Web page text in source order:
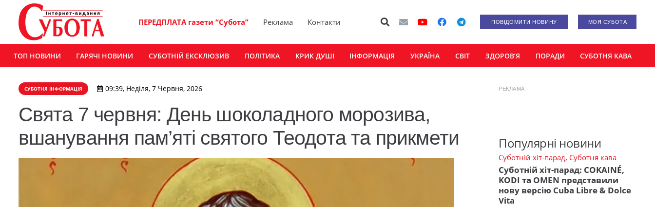
ПЕРЕДПЛАТА газети “Субота” Реклама Контакти ПОВІДОМИТИ НОВИНУ МОЯ СУБОТА
ТОП НОВИНИ ГАРЯЧІ НОВИНИ СУБОТНІЙ ЕКСКЛЮЗИВ ПОЛІТИКА КРИК ДУШІ ІНФОРМАЦІЯ УКРАЇНА СВІТ ЗДОРОВ’Я ПОРАДИ СУБОТНЯ КАВА
СУБОТНЯ ІНФОРМАЦІЯ 09:39, Неділя, 7 Червня, 2026
Свята 7 червня: День шоколадного морозива,
вшанування пам’яті святого Теодота та прикмети
РЕКЛАМА
Популярні новини
Суботній хіт-парад, Суботня кава
Суботній хіт-парад: COKAINÉ,
KODI та OMEN представили
нову версію Cuba Libre & Dolce
Vita